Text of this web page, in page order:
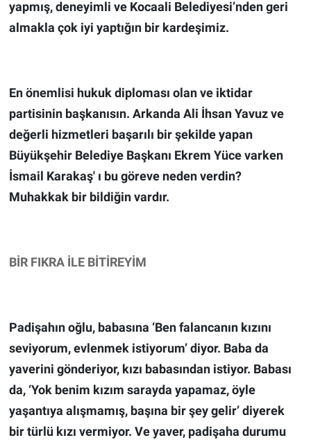
yapmış, deneyimli ve Kocaali Belediyesi’nden geri
almakla çok iyi yaptığın bir kardeşimiz.
En önemlisi hukuk diploması olan ve iktidar
partisinin başkanısın. Arkanda Ali İhsan Yavuz ve
değerli hizmetleri başarılı bir şekilde yapan
Büyükşehir Belediye Başkanı Ekrem Yüce varken
İsmail Karakaş' ı bu göreve neden verdin?
Muhakkak bir bildiğin vardır.
BİR FIKRA İLE BİTİREYİM
Padişahın oğlu, babasına ‘Ben falancanın kızını
seviyorum, evlenmek istiyorum’ diyor. Baba da
yaverini gönderiyor, kızı babasından istiyor. Babası
da, ‘Yok benim kızım sarayda yapamaz, öyle
yaşantıya alışmamış, başına bir şey gelir’ diyerek
bir türlü kızı vermiyor. Ve yaver, padişaha durumu